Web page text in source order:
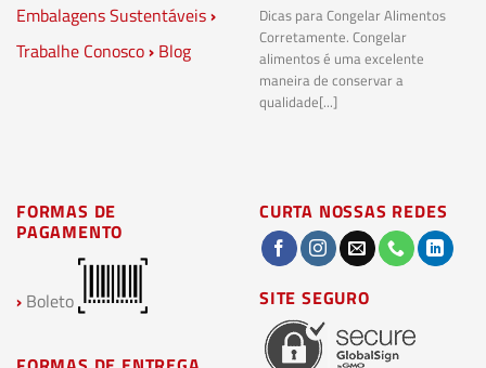
Embalagens Sustentáveis›
Trabalhe Conosco› Blog
Dicas para Congelar Alimentos
Corretamente. Congelar
alimentos é uma excelente
maneira de conservar a
qualidade[...]
FORMAS DE
PAGAMENTO
› Boleto
CURTA NOSSAS REDES
SITE SEGURO